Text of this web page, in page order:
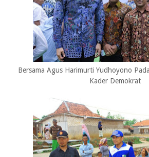
Bersama Agus Harimurti Yudhoyono
Kader Demokrat